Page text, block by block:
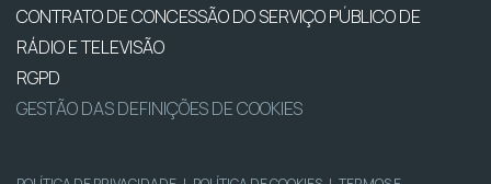
CONTRATO DE CONCESSÃO DO SERVIÇO PÚBLICO DE
RÁDIO E TELEVISÃO
RGPD
GESTÃO DAS DEFINIÇÕES DE COOKIES